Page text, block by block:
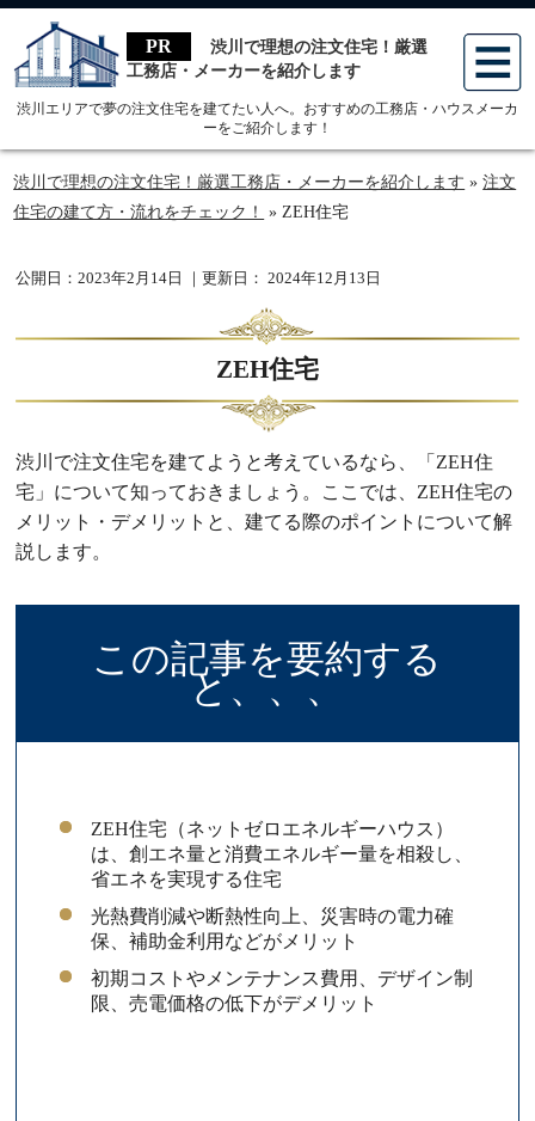
渋川で理想の注文住宅！厳選
工務店・メーカーを紹介します
渋川エリアで夢の注文住宅を建てたい人へ。おすすめの工務店・ハウスメーカ
ーをご紹介します！
menu
渋川で理想の注文住宅！厳選工務店・メーカーを紹介します »注文
住宅の建て方・流れをチェック！
»ZEH住宅
公開日：2023年2月14日 ｜更新日：2024年12月13日
ZEH住宅
渋川で注文住宅を建てようと考えているなら、「ZEH住
宅」について知っておきましょう。ここでは、ZEH住宅の
メリット・デメリットと、建てる際のポイントについて解
説します。
この記事を要約する
と、、、
ZEH住宅（ネットゼロエネルギーハウス）
は、創エネ量と消費エネルギー量を相殺し、
省エネを実現する住宅
光熱費削減や断熱性向上、災害時の電力確
保、補助金利用などがメリット
初期コストやメンテナンス費用、デザイン制
限、売電価格の低下がデメリット